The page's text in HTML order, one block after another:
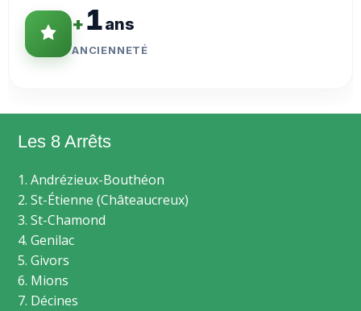
+1ans
ANCIENNETÉ
Les 8 Arrêts
1. Andrézieux-Bouthéon
2. St-Étienne (Châteaucreux)
3. St-Chamond
4. Genilac
5. Givors
6. Mions
7. Décines